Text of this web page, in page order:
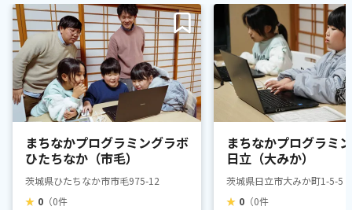
まちなかプログラミングラボ
ひたちなか（市毛）
茨城県ひたちなか市市毛975-12
★ 0 （0件
まちなかプログラミ
日立（大みか）
茨城県日立市大みか町1-5-5
★ 0 （0件